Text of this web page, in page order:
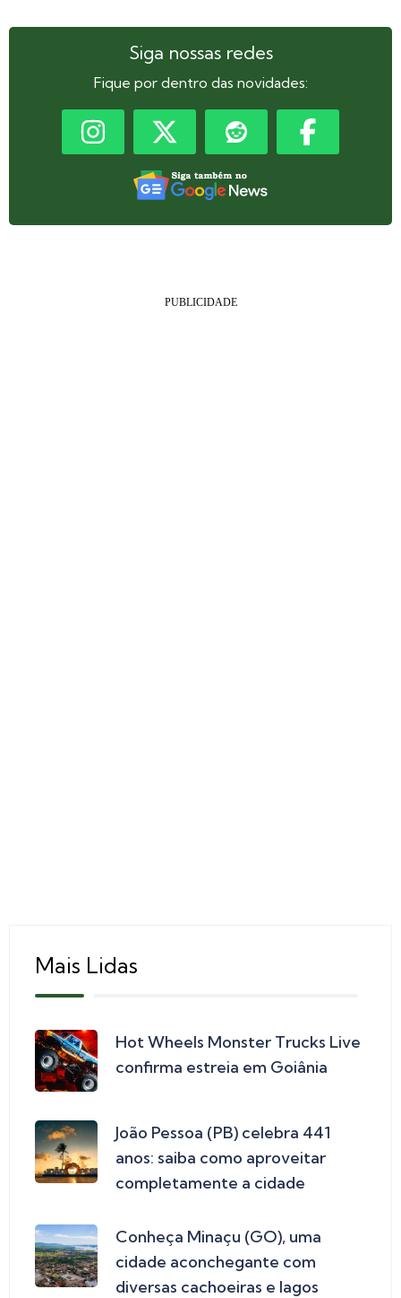
Siga nossas redes
Fique por dentro das novidades:
Mais Lidas
Hot Wheels Monster Trucks Live
confirma estreia em Goiânia
João Pessoa (PB) celebra 441
anos: saiba como aproveitar
completamente a cidade
Conheça Minaçu (GO), uma
cidade aconchegante com
diversas cachoeiras e lagos